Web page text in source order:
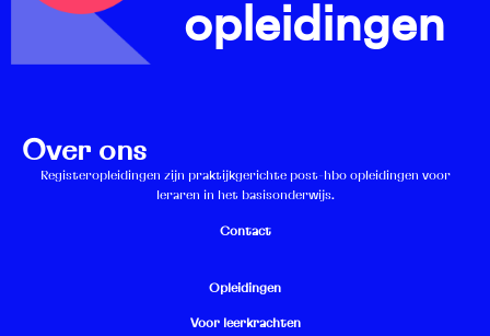
opleidingen
Over ons
Registeropleidingen zijn praktijkgerichte post-hbo opleidingen voor
leraren in het basisonderwijs.
Contact
Opleidingen
Voor leerkrachten